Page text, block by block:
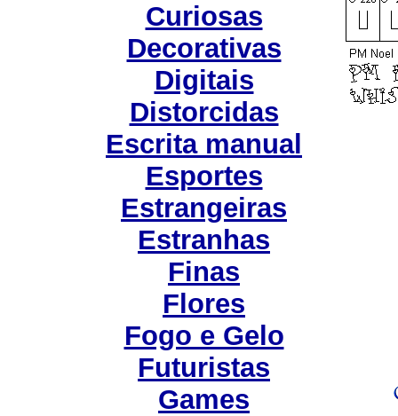
Curiosas
Decorativas
Digitais
Distorcidas
Escrita manual
Esportes
Estrangeiras
Estranhas
Finas
Flores
Fogo e Gelo
Futuristas
Games